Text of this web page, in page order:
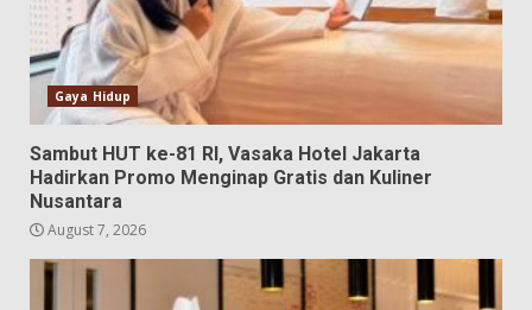
Gaya Hidup
Sambut HUT ke-81 RI, Vasaka Hotel Jakarta
Hadirkan Promo Menginap Gratis dan Kuliner
Nusantara
August 7, 2026